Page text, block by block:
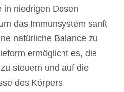
in niedrigen Dosen
das Immunsystem sanft
natürliche Balance zu
ermöglicht es, die
steuern und auf die
des Körpers